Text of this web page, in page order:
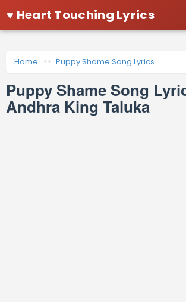
♥ Heart Touching Lyrics
Home Puppy Shame Song Lyrics
Puppy Shame Song
Andhra King Taluka